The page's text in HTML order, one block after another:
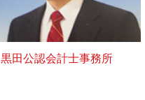
黒田公認会計士事務所